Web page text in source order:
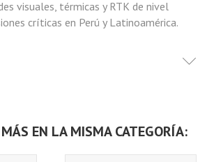
visuales, térmicas y RTK de nivel
críticas en Perú y Latinoamérica.
EN LA MISMA CATEGORÍA: